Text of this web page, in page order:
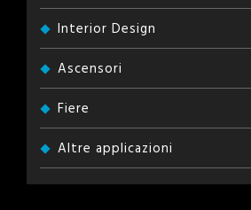
Interior Design
Ascensori
Fiere
Altre applicazioni